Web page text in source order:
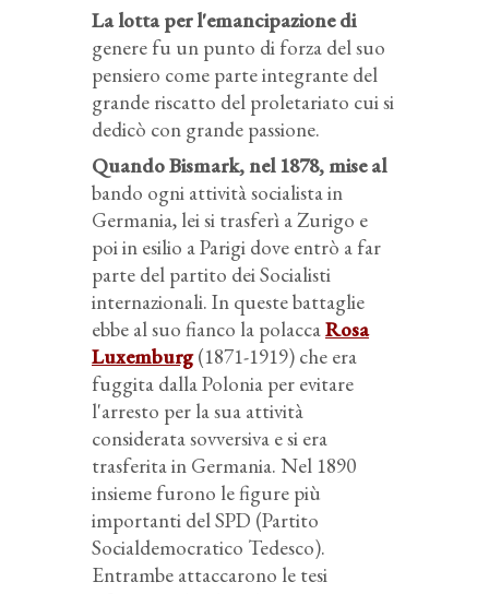
La lotta per l'emancipazione di
genere fu un punto di forza del suo
pensiero come parte integrante del
grande riscatto del proletariato cui si
dedicò con grande passione.
Quando Bismark, nel 1878, mise al
bando ogni attività socialista in
Germania, lei si trasferì a Zurigo e
poi in esilio a Parigi dove entrò a far
parte del partito dei Socialisti
internazionali. In queste battaglie
ebbe al suo fianco la polaccaRosa
Luxemburg(1871-1919) che era
fuggita dalla Polonia per evitare
l'arresto per la sua attività
considerata sovversiva e si era
trasferita in Germania. Nel 1890
insieme furono le figure più
importanti del SPD (Partito
Socialdemocratico Tedesco).
Entrambe attaccarono le tesi